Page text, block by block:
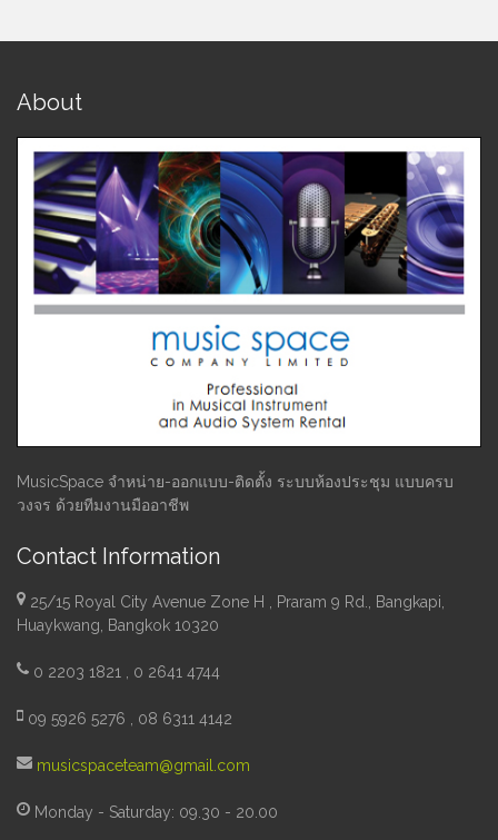
About
MusicSpace จำหน่าย-ออกแบบ-ติดตั้ง ระบบห้องประชุม แบบครบ
วงจร ด้วยทีมงานมืออาชีพ
Contact Information
25/15 Royal City Avenue Zone H , Praram 9 Rd., Bangkapi,
Huaykwang, Bangkok 10320
0 2203 1821 , 0 2641 4744
09 5926 5276 , 08 6311 4142
musicspaceteam@gmail.com
Monday - Saturday: 09.30 - 20.00